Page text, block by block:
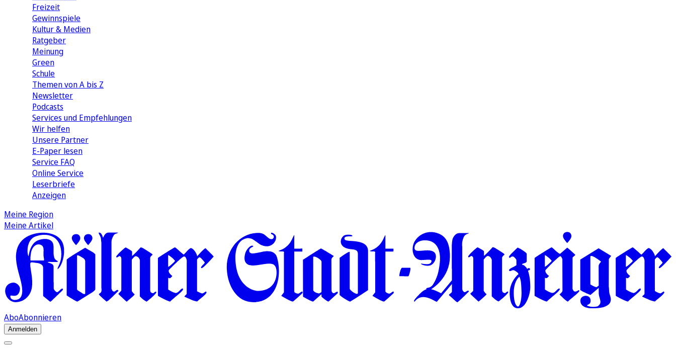
Freizeit
Gewinnspiele
Kultur & Medien
Ratgeber
Meinung
Green
Schule
Themen von A bis Z
Newsletter
Podcasts
Services und Empfehlungen
Wir helfen
Unsere Partner
E-Paper lesen
Service FAQ
Online Service
Leserbriefe
Anzeigen
Meine Region
Meine Artikel
AboAbonnieren
Anmelden